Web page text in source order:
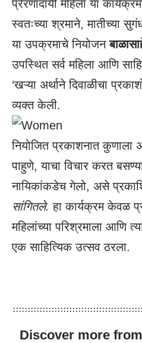
प्रेरणादायी महिला या
स्वतःच्या श्रमाने, मातीच्या
या उपक्रमाचे नियोजन
उपस्थित सर्व महिला आणि
‘खऱ्या अर्थाने दिवाळीचा
व्यक्त केली.
नियोजित प्रकाशनात कुणाला
पाहुणे, याचा विचार करत
नायिकांकडेच गेलो, असे
सांगितले.हा कार्यक्रम केवळ
महिलांच्या परिश्रमाला आणि
एक साहित्यिक उत्सव ठरला.
Discover more